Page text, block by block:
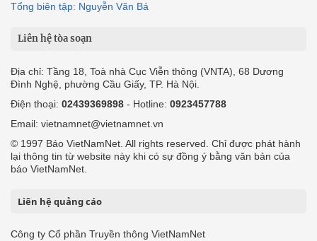
Tổng biên tập: Nguyễn Văn Bá
Liên hệ tòa soạn
Địa chỉ: Tầng 18, Toà nhà Cục Viễn thông (VNTA), 68 Dương
Đình Nghệ, phường Cầu Giấy, TP. Hà Nội.
Điện thoại: 02439369898 - Hotline: 0923457788
Email: vietnamnet@vietnamnet.vn
© 1997 Báo VietNamNet. All rights reserved. Chỉ được phát hành
lại thông tin từ website này khi có sự đồng ý bằng văn bản của
báo VietNamNet.
Liên hệ quảng cáo
Công ty Cổ phần Truyền thông VietNamNet